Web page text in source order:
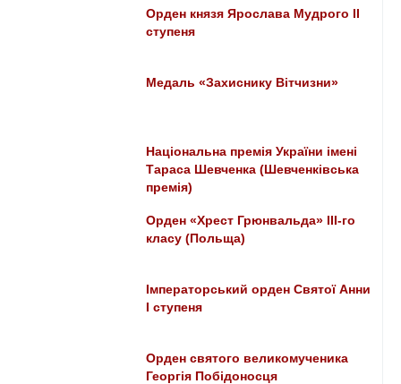
Орден князя Ярослава Мудрого ІІ
ступеня
Медаль «Захиснику Вітчизни»
Національна премія України імені
Тараса Шевченка (Шевченківська
премія)
Орден «Хрест Грюнвальда» III-го
класу (Польща)
Імператорський орден Святої Анни
І ступеня
Орден святого великомученика
Георгія Побідоносця